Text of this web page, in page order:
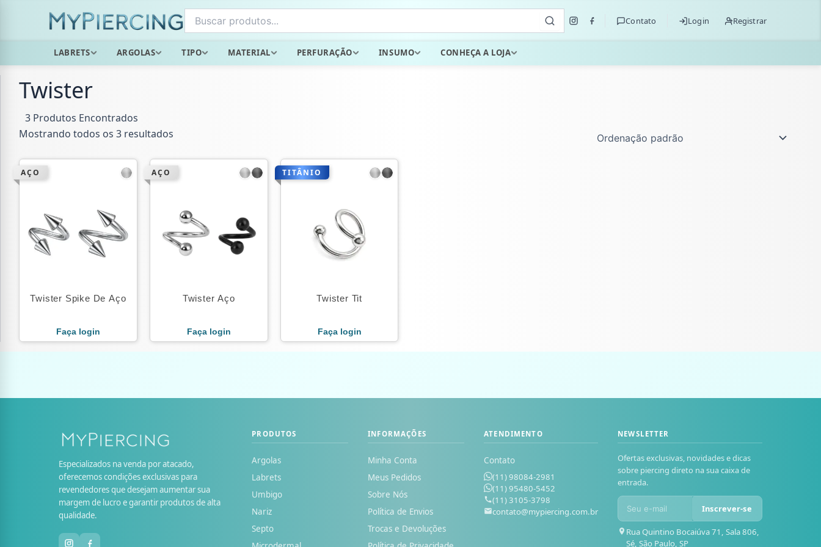
Contato Login Registrar
LABRETS ARGOLAS TIPO MATERIAL PERFURAÇÃO INSUMO CONHEÇA A LOJA
Twister
3 Produtos Encontrados
Mostrando todos os 3 resultados
AÇO
Twister Spike De Aço
Faça login
AÇO
Twister Aço
Faça login
TITÂNIO
Twister Tit
Faça login
Especializados na venda por atacado,
oferecemos condições exclusivas para
revendedores que desejam aumentar sua
margem de lucro e garantir produtos de alta
qualidade.
PRODUTOS
Argolas
Labrets
Umbigo
Nariz
Septo
INFORMAÇÕES
Minha Conta
Meus Pedidos
Sobre Nós
Política de Envios
Trocas e Devoluções
ATENDIMENTO
Contato
(11) 98084-2981
(11) 95480-5452
(11) 3105-3798
contato@mypiercing.com.br
NEWSLETTER
Ofertas exclusivas, novidades e dicas
sobre piercing direto na sua caixa de
entrada.
Inscrever-se
Rua Quintino Bocaiúva 71, Sala 806,
Sé, São Paulo, SP